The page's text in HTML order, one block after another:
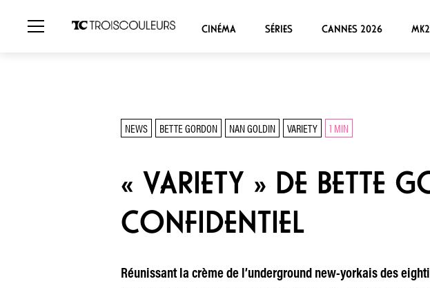
CINÉMA SÉRIES CANNES 2026
NEWS BETTE GORDON NAN GOLDIN VARIETY 1 MIN
« VARIETY » DE BETTE
CONFIDENTIEL
Réunissant la crème de l’underground new-yorkais des